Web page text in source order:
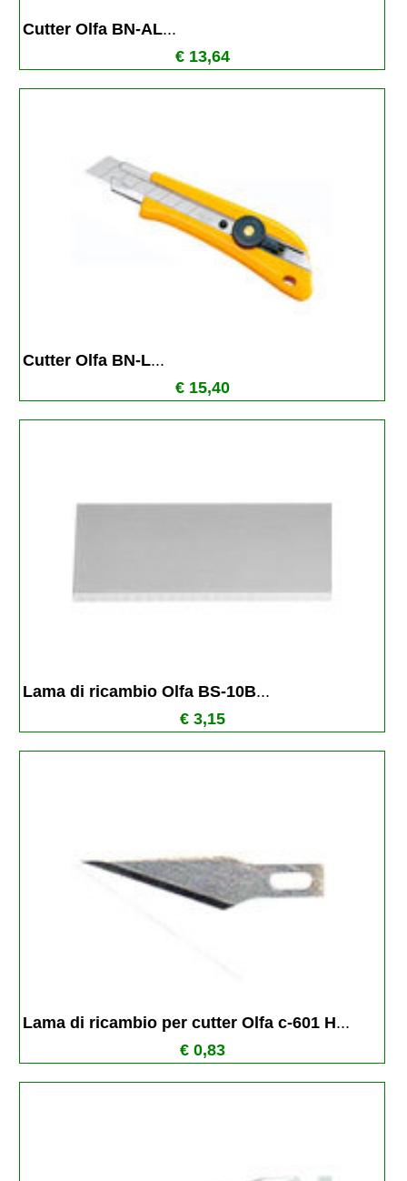
Cutter Olfa BN-AL...
€ 13,64
Cutter Olfa BN-L...
€ 15,40
Lama di ricambio Olfa BS-10B...
€ 3,15
Lama di ricambio per cutter Olfa c-601 H...
€ 0,83